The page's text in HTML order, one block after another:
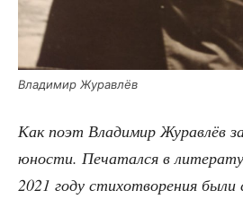
Вла­ди­мир Журавлёв
Как поэт Вла­ди­мир Журав­лёв
юно­сти. Печа­тал­ся в
2021 году сти­хо­тво­ре­ния